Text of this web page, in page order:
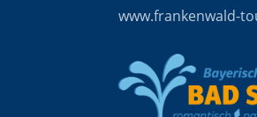
www.frankenwald-